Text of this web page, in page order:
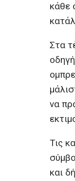
κάθε
Στα
να
Τις
και